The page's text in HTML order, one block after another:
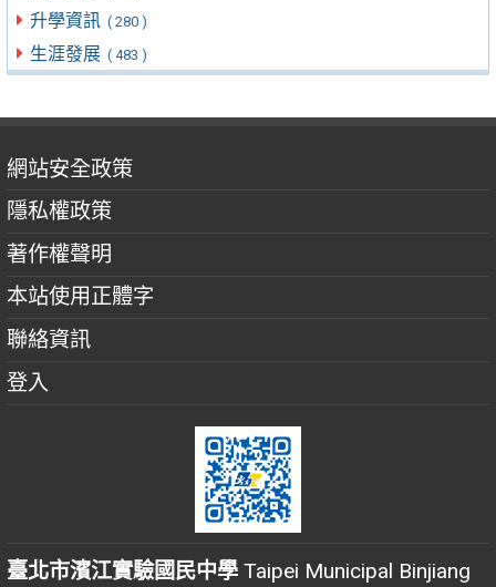
升學資訊 ( 280 )
生涯發展 ( 483 )
網站安全政策
隱私權政策
著作權聲明
本站使用正體字
聯絡資訊
登入
臺北市濱江實驗國民中學 Taipei Municipal Binjiang